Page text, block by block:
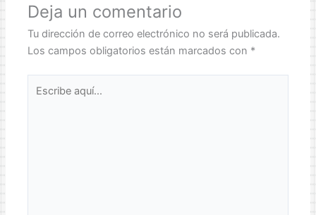
Deja un comentario
Tu dirección de correo electrónico no será publicada.
Los campos obligatorios están marcados con *